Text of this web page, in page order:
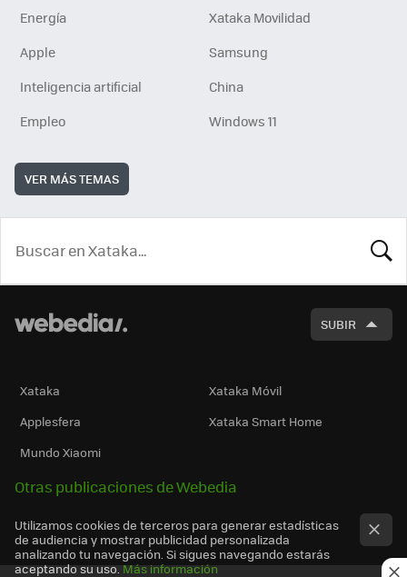
Energía
Xataka Movilidad
Apple
Samsung
Inteligencia artificial
China
Empleo
Windows 11
VER MÁS TEMAS
SUBIR
Xataka
Xataka Móvil
Applesfera
Xataka Smart Home
Mundo Xiaomi
Otras publicaciones de Webedia
Utilizamos cookies de terceros para generar estadísticas
de audiencia y mostrar publicidad personalizada
analizando tu navegación. Si sigues navegando estarás
aceptando su uso. Más información